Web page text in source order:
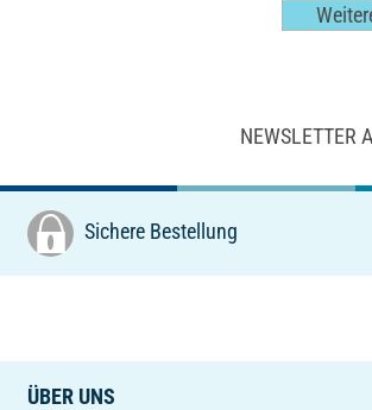
NEWSLETTER
Sichere Bestellung
ÜBER UNS